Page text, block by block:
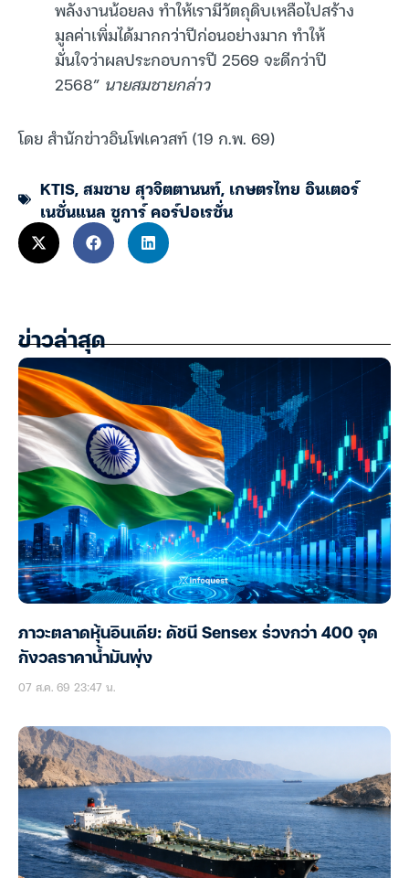
พลังงานน้อยลง ทำให้เรามีวัตถุดิบเหลือไปสร้าง
มูลค่าเพิ่มได้มากกว่าปีก่อนอย่างมาก ทำให้
มั่นใจว่าผลประกอบการปี 2569 จะดีกว่าปี
2568” นายสมชายกล่าว
โดย สำนักข่าวอินโฟเควสท์ (19 ก.พ. 69)
KTIS,สมชาย สุวจิตตานนท์, เกษตรไทย อินเตอร์
เนชั่นแนล ชูการ์ คอร์ปอเรชั่น
ข่าวล่าสุด
ภาวะตลาดหุ้นอินเดีย: ดัชนี Sensex ร่วงกว่า 400 จุด
กังวลราคาน้ำมันพุ่ง
07 ส.ค. 69 23:47 น.